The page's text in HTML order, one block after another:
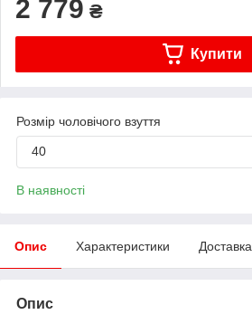
2 779 ₴
Купити
Розмір чоловічого взуття
40
В наявності
Опис Характеристики Доставка
Опис